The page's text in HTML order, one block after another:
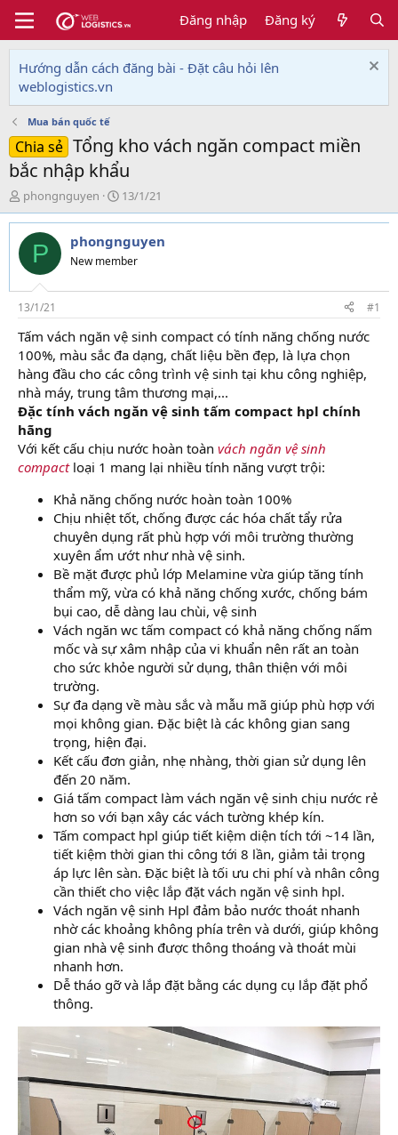
Đăng nhập Đăng ký
Hướng dẫn cách đăng bài - Đặt câu hỏi lên
weblogistics.vn
Mua bán quốc tế
Chia sẻ Tổng kho vách ngăn compact miền
bắc nhập khẩu
T
h
r
e
d
s
t
a
r
t
e
r
phongnguyen
N
g
à
y
g
i
13/1/21
P phongnguyen
New member
13/1/21 #1
Tấm vách ngăn vệ sinh compact có tính năng chống nước
100%, màu sắc đa dạng, chất liệu bền đẹp, là lựa chọn
hàng đầu cho các công trình vệ sinh tại khu công nghiệp,
nhà máy, trung tâm thương mại,...
Đặc tính vách ngăn vệ sinh tấm compact hpl chính
hãng
Với kết cấu chịu nước hoàn toàn vách ngăn vệ sinh
compactloại 1 mang lại nhiều tính năng vượt trội:
Khả năng chống nước hoàn toàn 100%
Chịu nhiệt tốt, chống được các hóa chất tẩy rửa
chuyên dụng rất phù hợp với môi trường thường
xuyên ẩm ướt như nhà vệ sinh.
Bề mặt được phủ lớp Melamine vừa giúp tăng tính
thẩm mỹ, vừa có khả năng chống xước, chống bám
bụi cao, dễ dàng lau chùi, vệ sinh
Vách ngăn wc tấm compact có khả năng chống nấm
mốc và sự xâm nhập của vi khuẩn nên rất an toàn
cho sức khỏe người sử dụng, thân thiện với môi
trường.
Sự đa dạng về màu sắc và mẫu mã giúp phù hợp với
mọi không gian. Đặc biệt là các không gian sang
trọng, hiện đại.
Kết cấu đơn giản, nhẹ nhàng, thời gian sử dụng lên
đến 20 năm.
Giá tấm compact làm vách ngăn vệ sinh chịu nước rẻ
hơn so với bạn xây các vách tường khép kín.
Tấm compact hpl giúp tiết kiệm diện tích tới ~14 lần,
tiết kiệm thời gian thi công tới 8 lần, giảm tải trọng
áp lực lên sàn. Đặc biệt là tối ưu chi phí và nhân công
cần thiết cho việc lắp đặt vách ngăn vệ sinh hpl.
Vách ngăn vệ sinh Hpl đảm bảo nước thoát nhanh
nhờ các khoảng không phía trên và dưới, giúp không
gian nhà vệ sinh được thông thoáng và thoát mùi
nhanh hơn.
Dễ tháo gỡ và lắp đặt bằng các dụng cụ lắp đặt phổ
thông.